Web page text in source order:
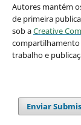
Autores mantém
de primeira
sob aCreative
trabalho e
Enviar